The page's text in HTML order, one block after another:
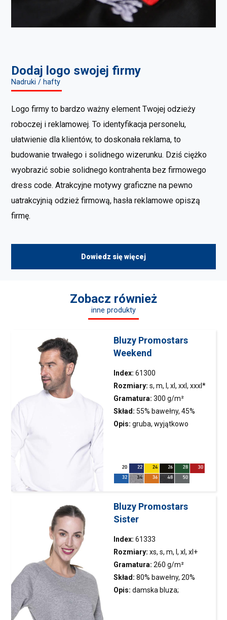
Dodaj logo swojej firmy
Nadruki / hafty
Logo firmy to bardzo ważny element Twojej odzieży
roboczej i reklamowej. To identyfikacja personelu,
ułatwienie dla klientów, to doskonała reklama, to
budowanie trwałego i solidnego wizerunku. Dziś ciężko
wyobrazić sobie solidnego kontrahenta bez firmowego
dress code. Atrakcyjne motywy graficzne na pewno
uatrakcyjnią odzież firmową, hasła reklamowe opiszą
firmę.
Dowiedz się więcej
Zobacz również
inne produkty
Bluzy Promostars
Weekend
Index: 61300
Rozmiary: s, m, l, xl, xxl, xxxl*
Gramatura: 300 g/m²
Skład: 55% bawełny, 45%
poliestru
Opis: gruba, wyjątkowo
ściągacz; podwójne szwy;
taśma wzmacniająca przy
Bluzy Promostars
Sister
Index: 61333
Rozmiary: xs, s, m, l, xl, xl+
Gramatura: 260 g/m²
Skład: 80% bawełny, 20%
poliestru; kolor 34: 90%
Opis: damska bluza;